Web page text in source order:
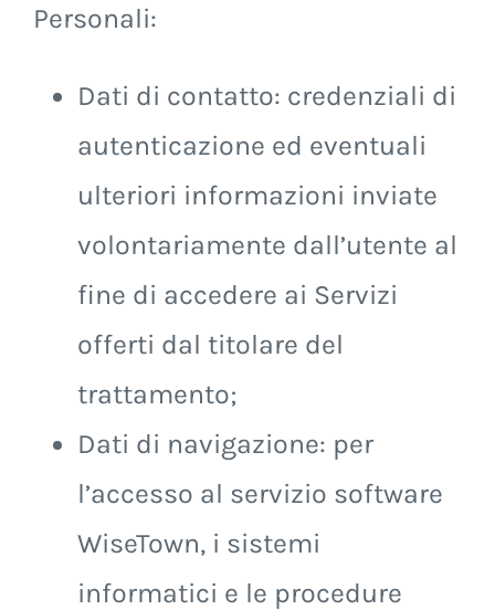
Personali:
Dati di contatto: credenziali di
autenticazione ed eventuali
ulteriori informazioni inviate
volontariamente dall’utente al
fine di accedere ai Servizi
offerti dal titolare del
trattamento;
Dati di navigazione: per
l’accesso al servizio software
WiseTown, i sistemi
informatici e le procedure